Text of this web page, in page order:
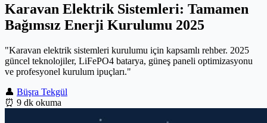
Karavan Elektrik Sistemleri: Tamamen
Bağımsız Enerji Kurulumu 2025
"Karavan elektrik sistemleri kurulumu için kapsamlı rehber. 2025
güncel teknolojiler, LiFePO4 batarya, güneş paneli optimizasyonu
ve profesyonel kurulum ipuçları."
👤 Büşra Tekgül
⏰ 9 dk okuma